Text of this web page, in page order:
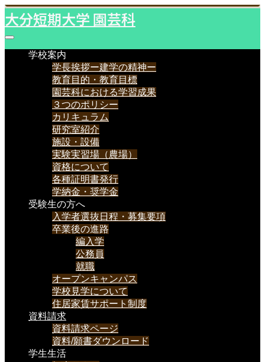
大分短期大学 園芸科
学校案内
学長挨拶ー建学の精神ー
教育目的・教育目標
園芸科における学習成果
３つのポリシー
カリキュラム
研究室紹介
施設・設備
実験実習場（農場）
資格について
各種証明書発行
学納金・奨学金
受験生の方へ
入学者選抜日程・募集要項
卒業後の進路
編入学
公務員
就職
オープンキャンパス
学校見学について
住居家賃サポート制度
資料請求
資料請求ページ
資料/願書ダウンロード
学生生活